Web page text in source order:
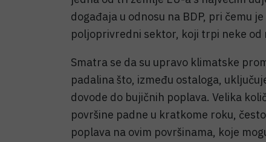
događaja u odnosu na BDP, pri čemu
poljoprivredni sektor, koji trpi neke od
Smatra se da su upravo klimatske
padalina što, između ostaloga,
dovode do bujičnih poplava. Velika
površine padne u kratkome roku,
poplava na ovim površinama, koje